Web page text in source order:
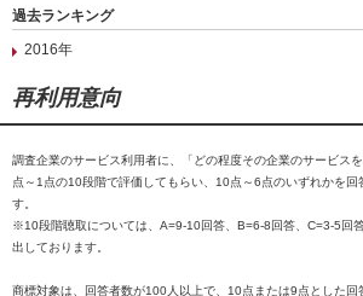
過去ランキング
2016年
再利用意向
調査企業のサービス利用者に、「どの程度その企業のサービス
点～1点の10段階で評価してもらい、10点～6点のいずれかを回
す。
※10段階聴取については、A=9-10回答、B=6-8回答、C=3-5回
出しております。
商標対象は、回答者数が100人以上で、10点または9点とした